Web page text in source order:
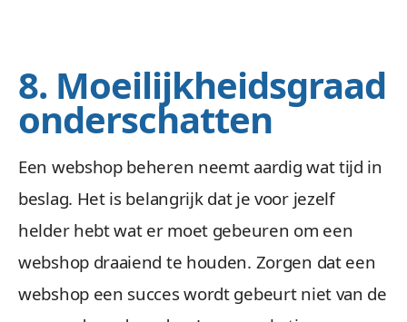
8. Moeilijkheidsgraad
onderschatten
Een webshop beheren neemt aardig wat tijd in
beslag. Het is belangrijk dat je voor jezelf
helder hebt wat er moet gebeuren om een
webshop draaiend te houden. Zorgen dat een
webshop een succes wordt gebeurt niet van de